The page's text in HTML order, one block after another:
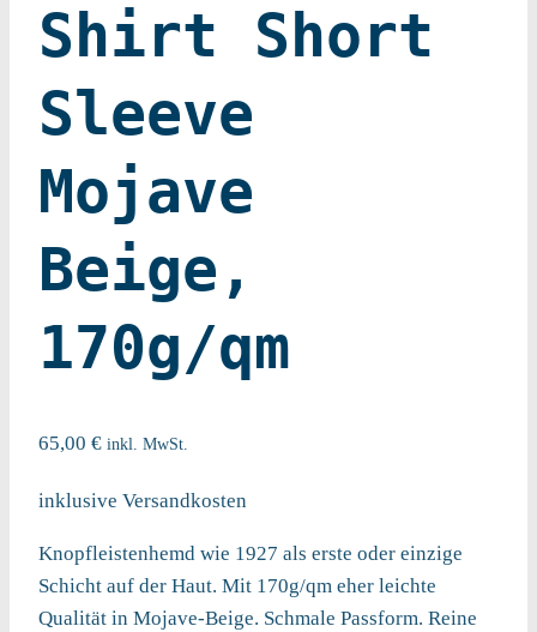
Shirt Short
Sleeve
Mojave
Beige,
170g/qm
65,00 € inkl. MwSt.
inklusive Versandkosten
Knopfleistenhemd wie 1927 als erste oder einzige
Schicht auf der Haut. Mit 170g/qm eher leichte
Qualität in Mojave-Beige. Schmale Passform. Reine